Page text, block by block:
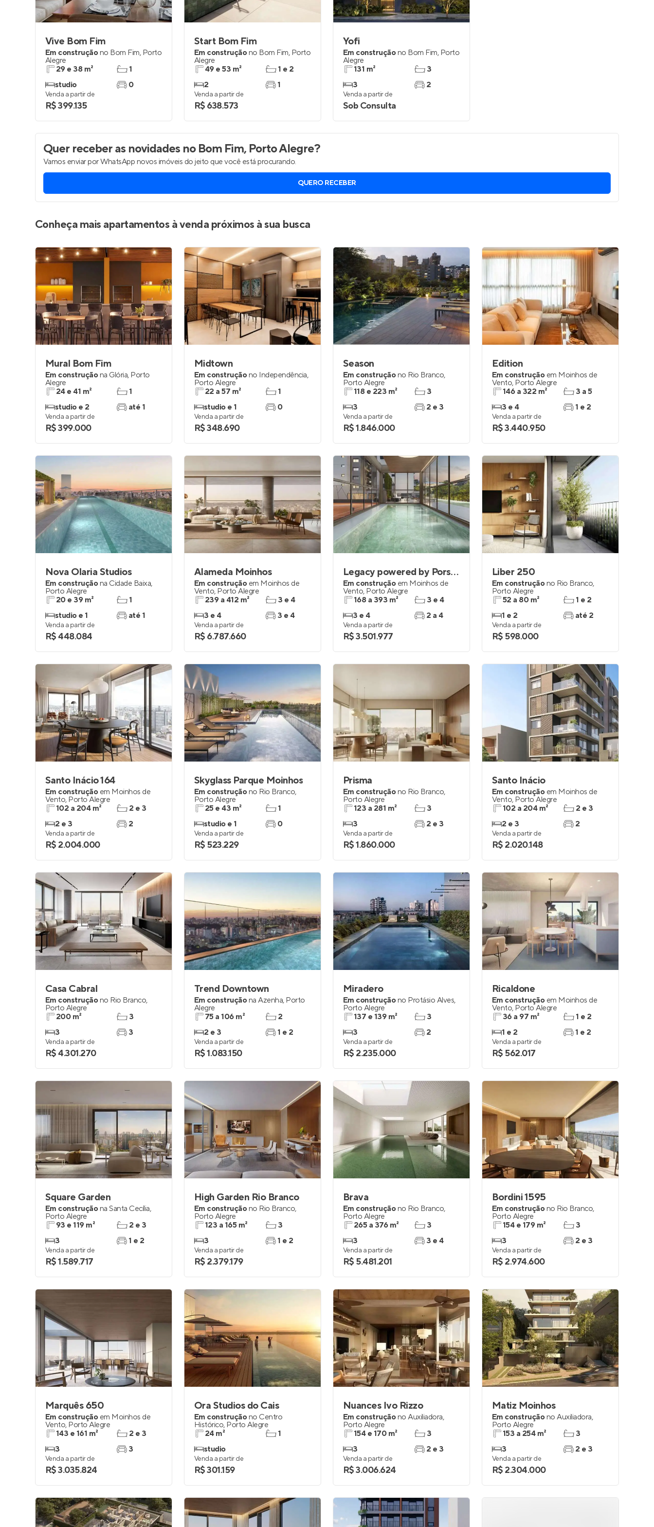
Vive Bom Fim
Em construçãono Bom Fim, Porto
Alegre
29 e 38 m²
studio
1
0
Venda a partir de
R$ 399.135
Start Bom Fim
Em construçãono Bom Fim, Porto
Alegre
49 e 53 m²
2
1 e 2
1
Venda a partir de
R$ 638.573
Yofi
Em construçãono Bom Fim, Porto
Alegre
131 m²
3
3
2
Venda a partir de
Sob Consulta
Quer receber as novidades no Bom Fim, Porto Alegre?
Vamos enviar por WhatsApp novos imóveis do jeito que você está procurando.
QUERO RECEBER
Conheça mais apartamentos à venda próximos à sua busca
Mural Bom Fim
Em construçãona Glória, Porto
Alegre
24 e 41 m²
studio e 2
1
até 1
Venda a partir de
R$ 399.000
Midtown
Em construçãono Independência,
Porto Alegre
22 a 57 m²
studio e 1
1
0
Venda a partir de
R$ 348.690
Season
Em construçãono Rio Branco,
Porto Alegre
118 e 223 m²
3
3
2 e 3
Venda a partir de
R$ 1.846.000
Edition
Em construção em Moinhos de
Vento, Porto Alegre
146 a 322 m²
3 e 4
3 a 5
1 e 2
Venda a partir de
R$ 3.440.950
Nova Olaria Studios
Em construçãona Cidade Baixa,
Porto Alegre
20 e 39 m²
studio e 1
1
até 1
Venda a partir de
R$ 448.084
Alameda Moinhos
Em construção em Moinhos de
Vento, Porto Alegre
239 a 412 m²
3 e 4
3 e 4
3 e 4
Venda a partir de
R$ 6.787.660
Legacy powered by Porsche Consulting
Em construção em Moinhos de
Vento, Porto Alegre
168 a 393 m²
3 e 4
3 e 4
2 a 4
Venda a partir de
R$ 3.501.977
Liber 250
Em construçãono Rio Branco,
Porto Alegre
52 a 80 m²
1 e 2
1 e 2
até 2
Venda a partir de
R$ 598.000
Santo Inácio 164
Em construção em Moinhos de
Vento, Porto Alegre
102 a 204 m²
2 e 3
2 e 3
2
Venda a partir de
R$ 2.004.000
Skyglass Parque Moinhos
Em construçãono Rio Branco,
Porto Alegre
25 e 43 m²
studio e 1
1
0
Venda a partir de
R$ 523.229
Prisma
Em construçãono Rio Branco,
Porto Alegre
123 a 281 m²
3
3
2 e 3
Venda a partir de
R$ 1.860.000
Santo Inácio
Em construção em Moinhos de
Vento, Porto Alegre
102 a 204 m²
2 e 3
2 e 3
2
Venda a partir de
R$ 2.020.148
Casa Cabral
Em construçãono Rio Branco,
Porto Alegre
200 m²
3
3
3
Venda a partir de
R$ 4.301.270
Trend Downtown
Em construçãona Azenha, Porto
Alegre
75 a 106 m²
2 e 3
2
1 e 2
Venda a partir de
R$ 1.083.150
Miradero
Em construçãono Protásio Alves,
Porto Alegre
137 e 139 m²
3
3
2
Venda a partir de
R$ 2.235.000
Ricaldone
Em construção em Moinhos de
Vento, Porto Alegre
36 a 97 m²
1 e 2
1 e 2
1 e 2
Venda a partir de
R$ 562.017
Square Garden
Em construçãona Santa Cecília,
Porto Alegre
93 e 119 m²
3
2 e 3
1 e 2
Venda a partir de
R$ 1.589.717
High Garden Rio Branco
Em construçãono Rio Branco,
Porto Alegre
123 a 165 m²
3
3
1 e 2
Venda a partir de
R$ 2.379.179
Brava
Em construçãono Rio Branco,
Porto Alegre
265 a 376 m²
3
3
3 e 4
Venda a partir de
R$ 5.481.201
Bordini 1595
Em construçãono Rio Branco,
Porto Alegre
154 e 179 m²
3
3
2 e 3
Venda a partir de
R$ 2.974.600
Marquês 650
Em construção em Moinhos de
Vento, Porto Alegre
143 e 161 m²
3
2 e 3
3
Venda a partir de
R$ 3.035.824
Ora Studios do Cais
Em construçãono Centro
Histórico, Porto Alegre
24 m²
studio
1
Venda a partir de
R$ 301.159
Nuances Ivo Rizzo
Em construçãono Auxiliadora,
Porto Alegre
154 e 170 m²
3
3
2 e 3
Venda a partir de
R$ 3.006.624
Matiz Moinhos
Em construçãono Auxiliadora,
Porto Alegre
153 a 254 m²
3
3
2 e 3
Venda a partir de
R$ 2.304.000